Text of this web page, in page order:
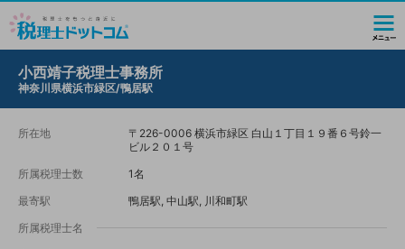
小西靖子税理士事務所
神奈川県横浜市緑区/鴨居駅
所在地
〒226-0006 横浜市緑区 白山１丁目１９番６号鈴一
ビル２０１号
所属税理士数
1名
最寄駅
鴨居駅, 中山駅, 川和町駅
所属税理士名